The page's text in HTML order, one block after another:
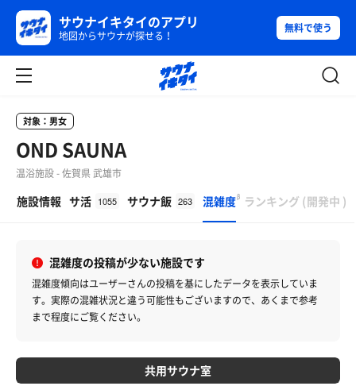
サウナイキタイのアプリ
地図からサウナが探せる！
無料で使う
対象：男女
OND SAUNA
温浴施設 - 佐賀県 武雄市
施設情報 サ活 1055 サウナ飯 263 混雑度β ランキング (開発中 )
混雑度の投稿が少ない施設です
混雑度傾向はユーザーさんの投稿を基にしたデータを表示していま
す。 実際の混雑状況と違う可能性もございますので、あくまで参考
まで程度にご覧ください。
共用サウナ室